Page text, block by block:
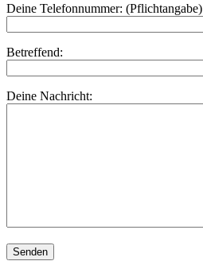
Deine Telefonnummer: (Pflichtangabe)
Betreffend:
Deine Nachricht: